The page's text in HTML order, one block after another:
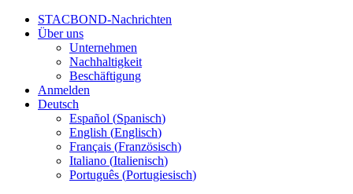
STACBOND-Nachrichten
Über uns
Unternehmen
Nachhaltigkeit
Beschäftigung
Anmelden
Deutsch
Español (Spanisch)
English (Englisch)
Français (Französisch)
Italiano (Italienisch)
Português (Portugiesisch)